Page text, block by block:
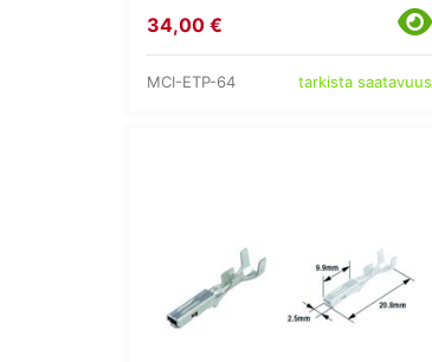
34,00 €
MCI-ETP-64 tarkista saatavuus